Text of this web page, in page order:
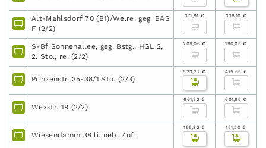
Alt-Mahlsdorf 70 (B1)/We.re. geg. BAS
F (2/2)
371,91 € 338,10 €
S-Bf Sonnenallee, geg. Bstg., HGL 2,
2. Sto., re. (2/2)
209,06 € 190,05 €
Prinzenstr. 35-38/1.Sto. (2/3)
523,22 € 475,65 €
Wexstr. 19 (2/2)
661,82 € 601,65 €
Wiesendamm 38 li. neb. Zuf.
166,32 € 151,20 €